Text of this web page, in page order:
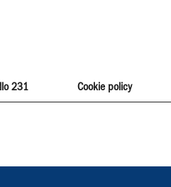
231 Cookie policy